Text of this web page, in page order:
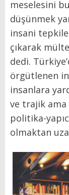
meselesini
düşünmek
insani
çıkarak
dedi.
örgütlenen
insanlara
ve trajik ama
politika-
olmaktan